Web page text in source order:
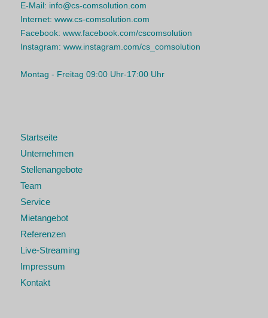
E-Mail: info@cs-comsolution.com
Internet: www.cs-comsolution.com
Facebook: www.facebook.com/cscomsolution
Instagram: www.instagram.com/cs_comsolution
Montag - Freitag 09:00 Uhr-17:00 Uhr
Startseite
Unternehmen
Stellenangebote
Team
Service
Mietangebot
Referenzen
Live-Streaming
Impressum
Kontakt